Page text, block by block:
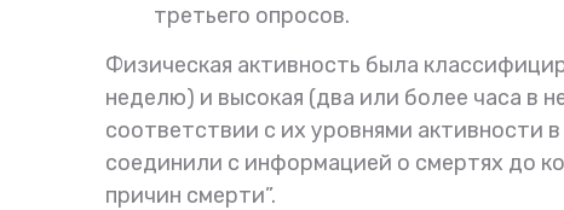
третьего опросов.
Физическая активность была
неделю) и высокая (два или более часа в
соответствии с их уровнями активности
соединили с информацией о смертях до
причин смерти”.